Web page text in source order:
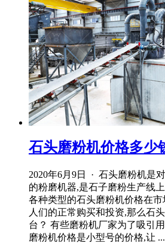
石头磨粉机价格多少
2020年6月9日 · 石头磨粉机是
的粉磨机器,是石子磨粉生产线
各种类型的石头磨粉机价格在
人们的正常购买和投资,那么石
台？ 有些磨粉机厂家为了吸引
磨粉机价格是小型号的价格,让 ...